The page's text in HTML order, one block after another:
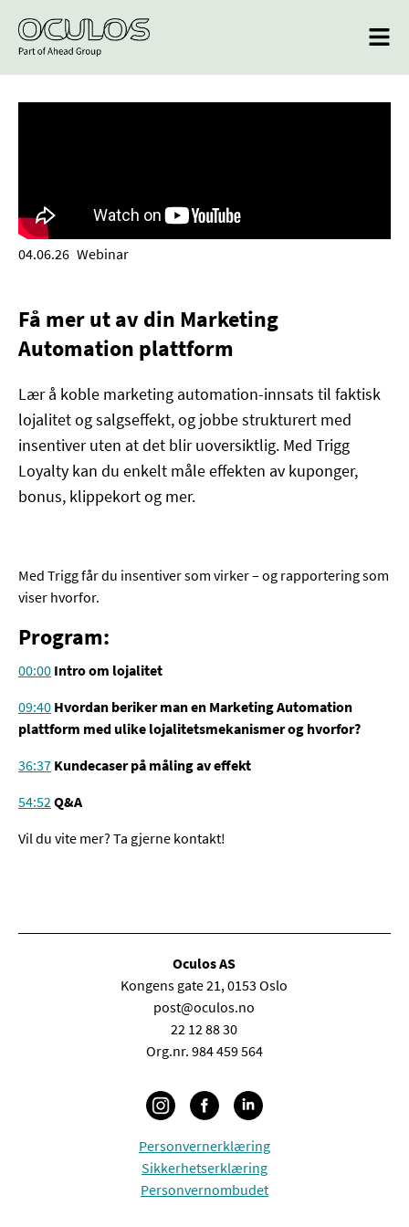
04.06.26 Webinar
Få mer ut av din Marketing
Automation plattform
Lær å koble marketing automation-innsats til faktisk
lojalitet og salgseffekt, og jobbe strukturert med
insentiver uten at det blir uoversiktlig. Med Trigg
Loyalty kan du enkelt måle effekten av kuponger,
bonus, klippekort og mer.
Med Trigg får du insentiver som virker – og rapportering som
viser hvorfor.
Program:
00:00 Intro om lojalitet
09:40 Hvordan beriker man en Marketing Automation
plattform med ulike lojalitetsmekanismer og hvorfor?
36:37 Kundecaser på måling av effekt
54:52Q&A
Vil du vite mer? Ta gjerne kontakt!
Oculos AS
Kongens gate 21, 0153 Oslo
post@oculos.no
22 12 88 30
Org.nr. 984 459 564
Personvernerklæring
Sikkerhetserklæring
Personvernombudet